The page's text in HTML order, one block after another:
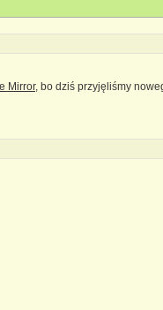
Mirror, bo dziś przyjęliśmy